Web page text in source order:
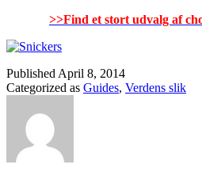
>>Find et stort udvalg af
Published April 8, 2014
Categorized as Guides, Verdens slik